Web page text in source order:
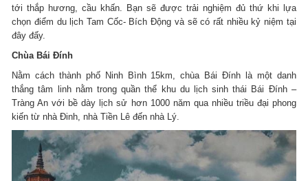
tới thắp hương, cầu khấn. Bạn sẽ được trải nghiệm đủ thứ khi lựa
chọn điểm du lịch Tam Cốc- Bích Động và sẽ có rất nhiều kỷ niệm tại
đây đấy.
Chùa Bái Đính
Nằm cách thành phố Ninh Bình 15km, chùa Bái Đính là một danh
thắng tâm linh nằm trong quần thể khu du lịch sinh thái Bái Đính –
Tràng An với bề dày lịch sử hơn 1000 năm qua nhiều triều đại phong
kiến từ nhà Đinh, nhà Tiền Lê đến nhà Lý.